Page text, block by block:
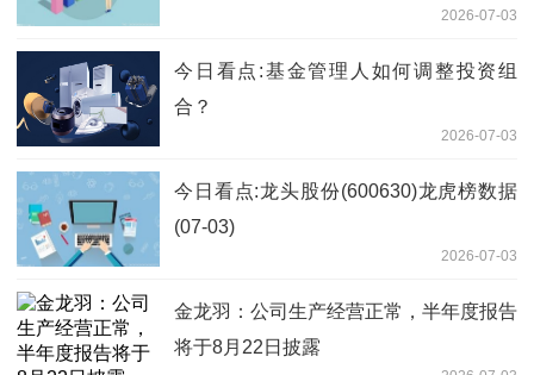
2026-07-03
今日看点:基金管理人如何调整投资组
合？
2026-07-03
今日看点:龙头股份(600630)龙虎榜数据
(07-03)
2026-07-03
金龙羽：公司生产经营正常，半年度报告
将于8月22日披露